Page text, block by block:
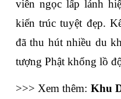
viên ngọc lấp lánh
kiến trúc tuyệt đẹp.
đã thu hút nhiều du
tượng Phật khổng lồ
>>> Xem thêm: Khu